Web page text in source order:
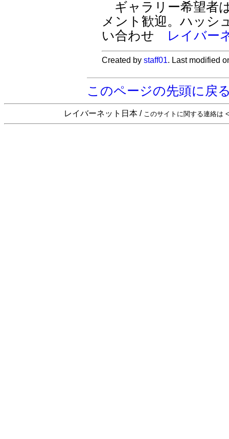
ギャラリー希望者
メント歓迎。ハッシ
い合わせ レイバー
Created bystaff01. Last modified
このページの先頭に戻
レイバーネット日本 / このサイトに関する連絡は